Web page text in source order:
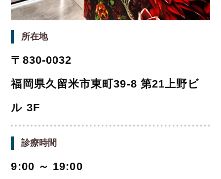
所在地
〒830-0032
福岡県久留米市東町39-8 第21上野ビ
ル 3F
診療時間
9:00 ～ 19:00